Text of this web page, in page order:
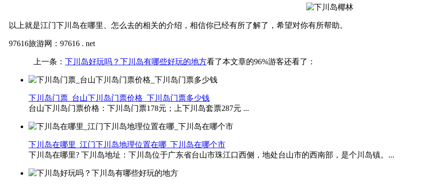
以上就是江门下川岛在哪里、怎么去的相关的介绍，相信你已经有所了解了，希望对你有所帮助。
97616旅游网：97616 . net
上一条： 下川岛好玩吗？下川岛有哪些好玩的地方看了本文章的96%游客还看了：
下川岛门票_台山下川岛门票价格_下川岛门票多少钱
台山下川岛门票价格：下川岛门票178元；上下川岛套票287元 ...
下川岛在哪里_江门下川岛地理位置在哪_下川岛在哪个市
下川岛在哪里? 下川岛地址：下川岛位于广东省台山市珠江口西侧，地处台山市的西南部，是个川岛镇。...